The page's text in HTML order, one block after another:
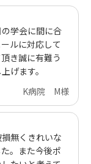
学会に間に合
ルに対応して
き誠に有難う
げます。
K病院 M様
無くきれいな
。また今後ポ